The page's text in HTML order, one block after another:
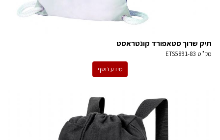
תיק שרוך סטאפורד קונטראסט
מק''ט ETS5891-83
מידע נוסף